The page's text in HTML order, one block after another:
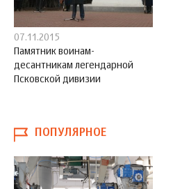
07.11.2015
Памятник воинам-
десантникам легендарной
Псковской дивизии
ПОПУЛЯРНОЕ